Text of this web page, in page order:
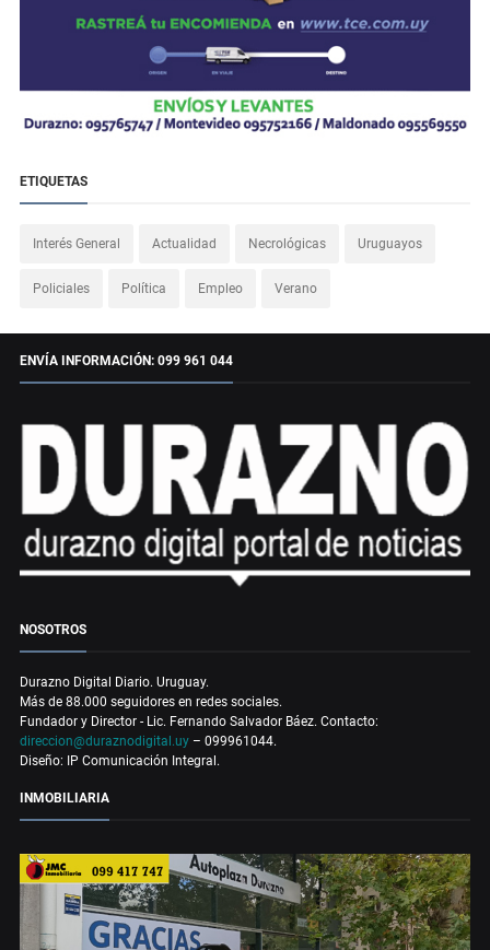
ETIQUETAS
Interés General Actualidad Necrológicas Uruguayos
Policiales Política Empleo Verano
ENVÍA INFORMACIÓN: 099 961 044
NOSOTROS
Durazno Digital Diario. Uruguay.
Más de 88.000 seguidores en redes sociales.
Fundador y Director - Lic. Fernando Salvador Báez. Contacto:
direccion@duraznodigital.uy – 099961044.
Diseño: IP Comunicación Integral.
INMOBILIARIA